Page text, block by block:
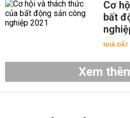
Cơ
bất
NHÀ ĐẤT
Xem